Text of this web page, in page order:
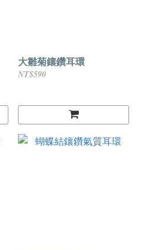
大雛菊鑲鑽耳環
NT$590